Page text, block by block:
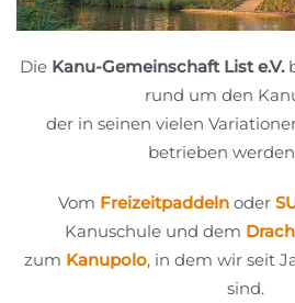
Die Kanu-Gemeinschaft List e.V.
rund um den
der in seinen vielen
betrieben
Vom Freizeitpaddeln oder
Kanuschule und dem
zum Kanupolo, in dem wir seit
sind.